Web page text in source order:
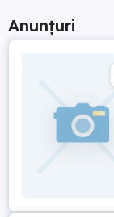
Anunțuri